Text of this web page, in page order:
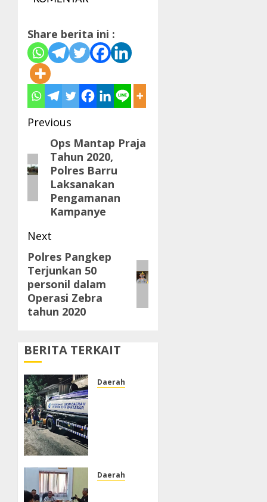
Share berita ini :
Post
navigation
Previous
Previous
post:
Ops Mantap Praja
Tahun 2020,
Polres Barru
Laksanakan
Pengamanan
Kampanye
Next
Next
post:
Polres Pangkep
Terjunkan 50
personil dalam
Operasi Zebra
tahun 2020
BERITA TERKAIT
Daerah
Tengku
Daerah